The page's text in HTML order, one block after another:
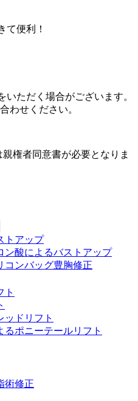
て便利！
いただく場合がございます。
わせください。
権者同意書が必要となりま
トアップ
ン酸によるバストアップ
コンバッグ豊胸修正
ト
ッドリフト
るポニーテールリフト
術修正